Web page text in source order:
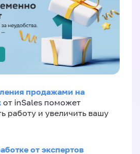
продажами на
от inSales поможет
работу и увеличить вашу
от экспертов